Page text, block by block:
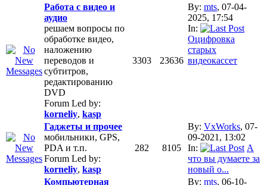
Работа с видео и
аудио
решаем вопросы по
обработке видео,
наложению
переводов и
субтитров,
редактированию
DVD
Forum Led by:
korneliy, kasp
3303 23636
By: mts, 07-04-
2025, 17:54
In:
Оцифровка
старых
видеокассет
Гаджеты и прочее
мобильники, GPS,
PDA и т.п.
Forum Led by:
korneliy, kasp
282 8105
By: VxWorks, 07-
09-2021, 13:02
In:
А
что вы думаете за
новый o...
Компьютерная
By: mts, 06-10-